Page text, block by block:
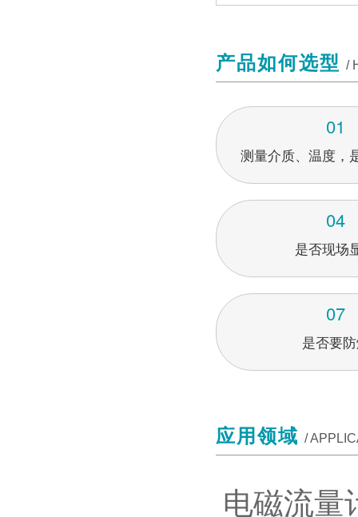
产品如何选型 /
01
测量介质、温度，
04
是否现场
07
是否要
应用领域 /
电磁流量